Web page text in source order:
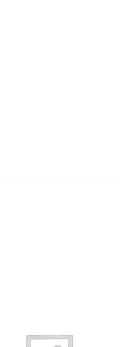
Art Work 6